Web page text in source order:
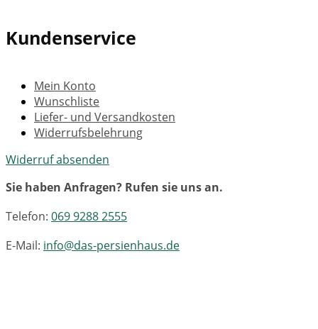
Kundenservice
Mein Konto
Wunschliste
Liefer- und Versandkosten
Widerrufsbelehrung
Widerruf absenden
Sie haben Anfragen? Rufen sie uns an.
Telefon: 069 9288 2555
E-Mail: info@das-persienhaus.de